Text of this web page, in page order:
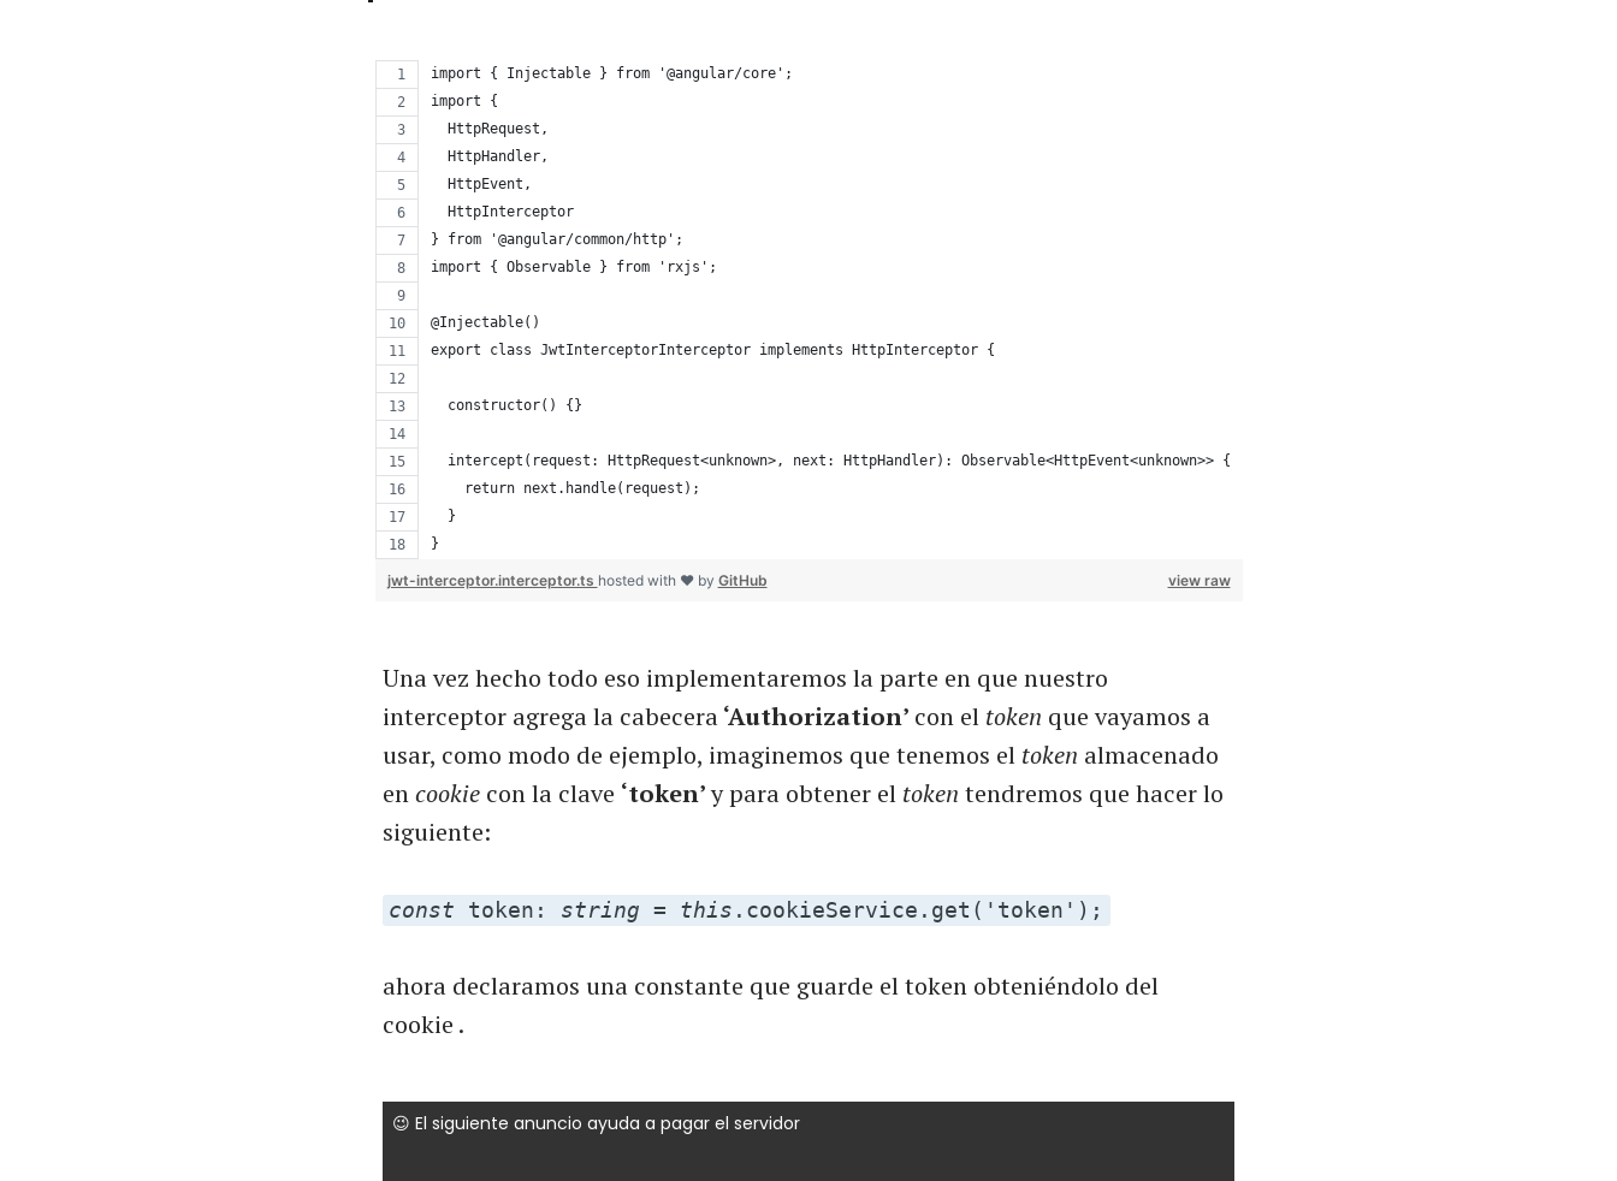
import { Injectable } from '@angular/core';
import {
  HttpRequest,
  HttpHandler,
  HttpEvent,
  HttpInterceptor
} from '@angular/common/http';
import { Observable } from 'rxjs';
@Injectable()
export class JwtInterceptorInterceptor implements HttpInterceptor {
  constructor() {}
  intercept(request: HttpRequest<unknown>, next: HttpHandler): Observable<HttpEvent<unknown>> {
    return next.handle(request);
  }
}
view raw
jwt-interceptor.interceptor.ts hosted with ❤ by GitHub
Una vez hecho todo eso implementaremos la parte en que nuestro
interceptor agrega la cabecera‘Authorization’ con el token que vayamos a
usar, como modo de ejemplo, imaginemos que tenemos el token almacenado
encookie con la clave ‘token’y para obtener el token tendremos que hacer lo
siguiente:
const token: string= this .cookieService.get('token');
ahora declaramos una constante que guarde el token obteniéndolo del
cookie .